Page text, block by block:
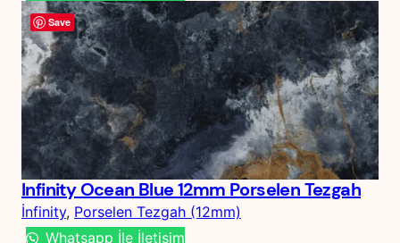
Save
Infinity Ocean Blue 12mm Porselen Tezgah
İnfinity, Porselen Tezgah (12mm)
Whatsapp İle İletişim